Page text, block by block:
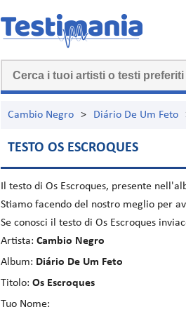
Cambio Negro > Diário De Um Feto
TESTO OS ESCROQUES
Il testo di Os Escroques, presente
Stiamo facendo del nostro meglio per
Se conosci il testo di Os Escroques
Artista: Cambio Negro
Album: Diário De Um Feto
Titolo: Os Escroques
Tuo Nome: